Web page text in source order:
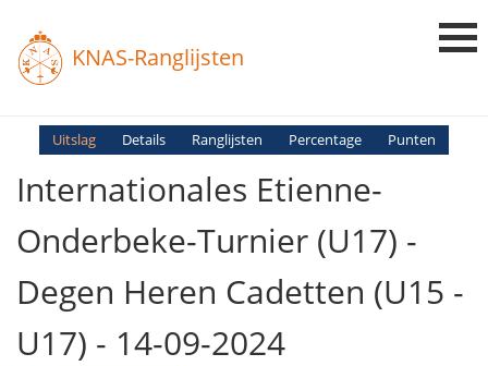
KNAS-Ranglijsten
Login
Uitslag Details Ranglijsten Percentage Punten
Internationales Etienne-
Onderbeke-Turnier (U17) -
Degen Heren Cadetten (U15 -
U17) - 14-09-2024